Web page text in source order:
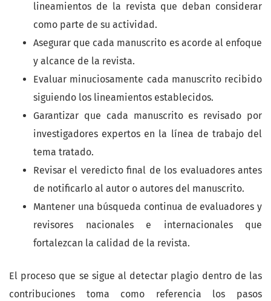
lineamientos de la revista que deban considerar
como parte de su actividad.
Asegurar que cada manuscrito es acorde al enfoque
y alcance de la revista.
Evaluar minuciosamente cada manuscrito recibido
siguiendo los lineamientos establecidos.
Garantizar que cada manuscrito es revisado por
investigadores expertos en la línea de trabajo del
tema tratado.
Revisar el veredicto final de los evaluadores antes
de notificarlo al autor o autores del manuscrito.
Mantener una búsqueda continua de evaluadores y
revisores nacionales e internacionales que
fortalezcan la calidad de la revista.
El proceso que se sigue al detectar plagio dentro de las
contribuciones toma como referencia los pasos